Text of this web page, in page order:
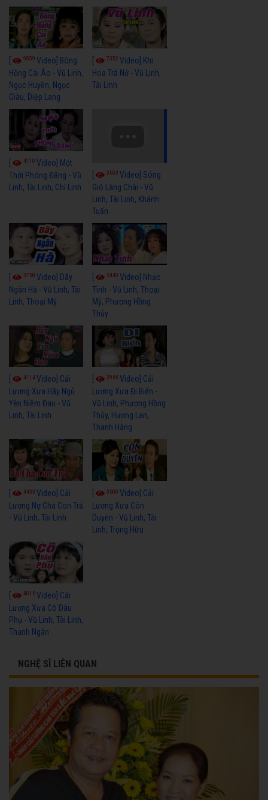
9059 Video] Bông
Hồng Cài Áo - Vũ Linh,
Ngọc Huyền, Ngọc
Giàu, Diệp Lang
7352Video] Khi
Hoa Trà Nở - Vũ Linh,
Tài Linh
[ 4110 Video] Một
Thời Phóng Đãng - Vũ
Linh, Tài Linh, Chí Linh
3659Video] Sóng
Gió Làng Chài - Vũ
Linh, Tài Linh, Khánh
Tuấn
[ 3768 Video] Dãy
Ngân Hà - Vũ Linh, Tài
Linh, Thoại Mỹ
[ 3440Video] Nhạc
Tình - Vũ Linh, Thoại
Mỹ, Phương Hồng
Thủy
4114Video] Cải
Lương Xưa Hãy Ngủ
Yên Niềm Đau - Vũ
Linh, Tài Linh
3966Video] Cải
Lương Xưa Đi Biển -
Vũ Linh, Phương Hồng
Thủy, Hương Lan,
Thanh Hằng
4433 Video] Cải
Lương Nợ Cha Con Trả
- Vũ Linh, Tài Linh
3600Video] Cải
Lương Xưa Còn
Duyên - Vũ Linh, Tài
Linh, Trọng Hữu
4016Video] Cải
Lương Xưa Cô Dâu
Phụ - Vũ Linh, Tài Linh,
Thanh Ngân
NGHỆ SĨ LIÊN QUAN